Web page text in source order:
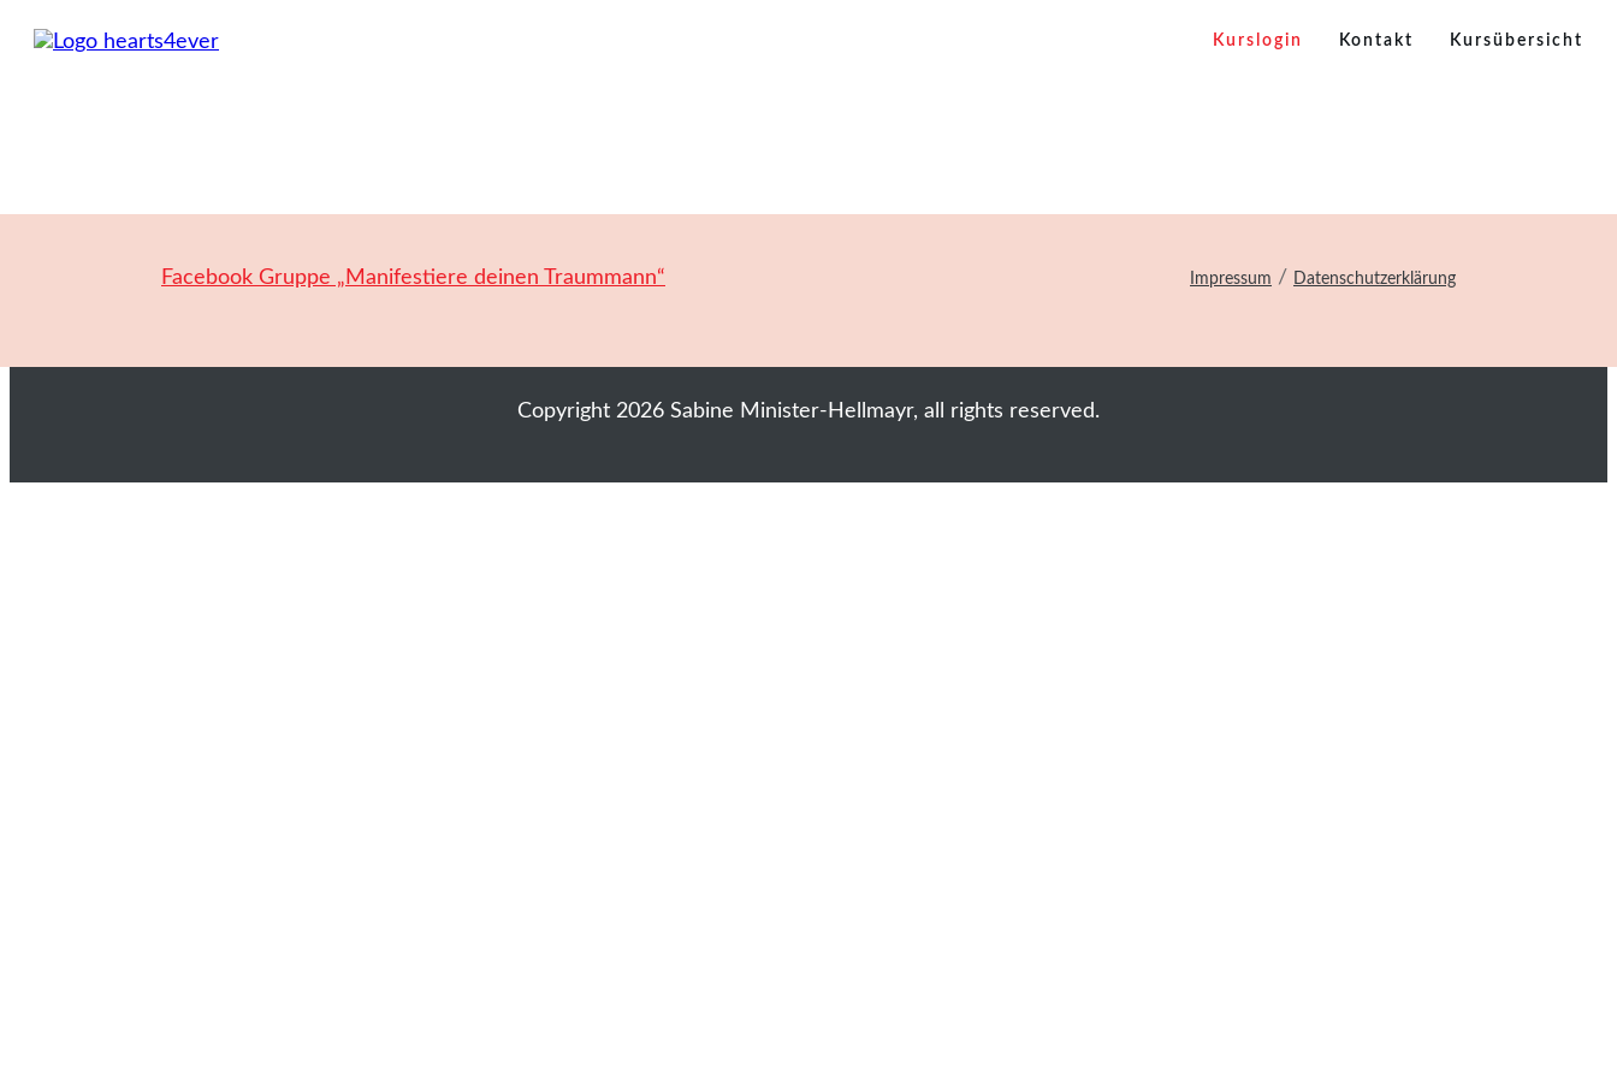
Kurslogin Kontakt Kursübersicht
Facebook Gruppe „Manifestiere deinen Traummann“ Impressum / Datenschutzerklärung
Copyright 2026 Sabine Minister-Hellmayr, all rights reserved.